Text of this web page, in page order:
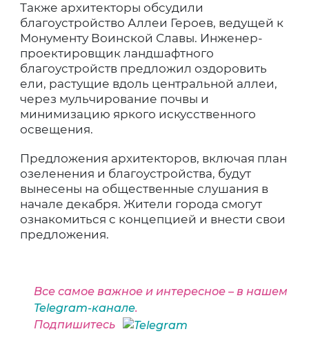
Также архитекторы обсудили
благоустройство Аллеи Героев, ведущей к
Монументу Воинской Славы. Инженер-
проектировщик ландшафтного
благоустройств предложил оздоровить
ели, растущие вдоль центральной аллеи,
через мульчирование почвы и
минимизацию яркого искусственного
освещения.
Предложения архитекторов, включая план
озеленения и благоустройства, будут
вынесены на общественные слушания в
начале декабря. Жители города смогут
ознакомиться с концепцией и внести свои
предложения.
Все самое важное и интересное – в нашем
Telegram-канале.
Подпишитесь